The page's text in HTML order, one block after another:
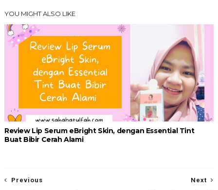
YOU MIGHT ALSO LIKE
Review Lip Serum eBright Skin, dengan Essential Tint
Buat Bibir Cerah Alami
Next
Previous